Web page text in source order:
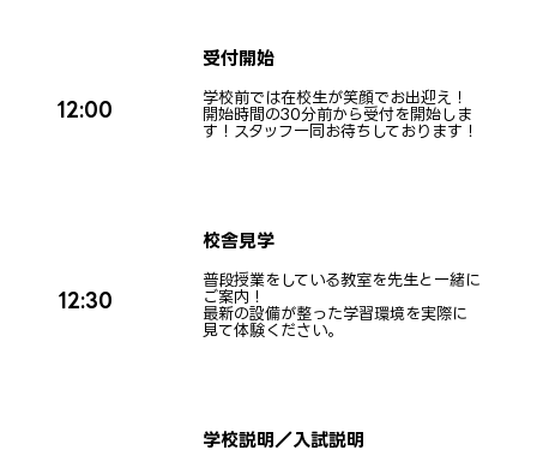
10/18(日)
申し込む
12:00
受付開始
学校前では在校生が笑顔でお出迎え！
開始時間の30分前から受付を開始しま
す！スタッフ一同お待ちしております！
12:30
校舎見学
普段授業をしている教室を先生と一緒に
ご案内！
最新の設備が整った学習環境を実際に
見て体験ください。
学校説明／入試説明